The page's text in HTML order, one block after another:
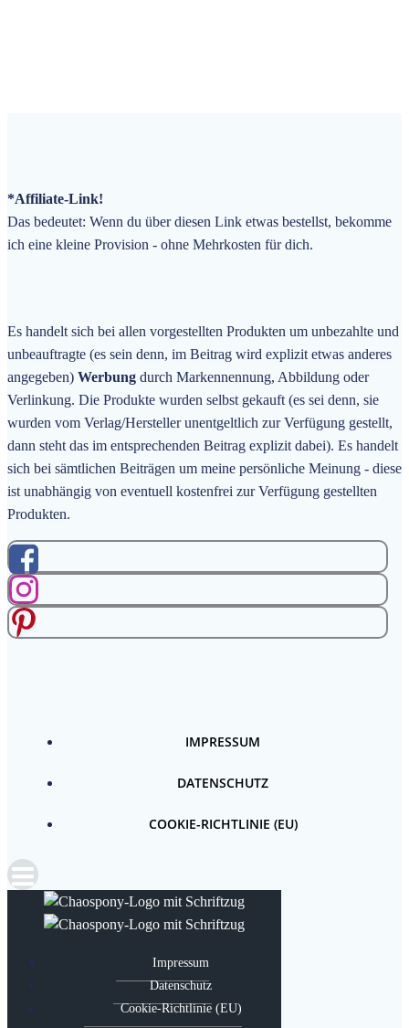
*Affiliate-Link!
Das bedeutet: Wenn du über diesen Link etwas bestellst, bekomme
ich eine kleine Provision - ohne Mehrkosten für dich.
Es handelt sich bei allen vorgestellten Produkten um unbezahlte und
unbeauftragte (es sein denn, im Beitrag wird explizit etwas anderes
angegeben) Werbung durch Markennennung, Abbildung oder
Verlinkung. Die Produkte wurden selbst gekauft (es sei denn, sie
wurden vom Verlag/Hersteller unentgeltlich zur Verfügung gestellt,
dann steht das im entsprechenden Beitrag explizit dabei). Es handelt
sich bei sämtlichen Beiträgen um meine persönliche Meinung - diese
ist unabhängig von eventuell kostenfrei zur Verfügung gestellten
Produkten.
IMPRESSUM
DATENSCHUTZ
COOKIE-RICHTLINIE (EU)
Impressum
Datenschutz
Cookie-Richtlinie (EU)